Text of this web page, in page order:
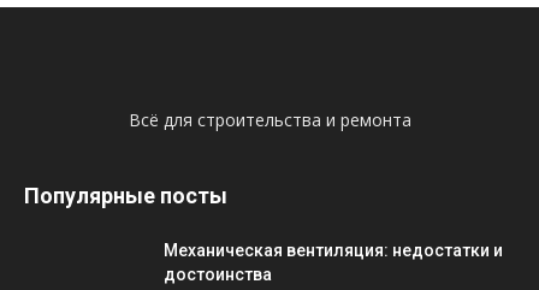
Всё для строительства и ремонта
Популярные посты
Механическая вентиляция: недостатки и
достоинства